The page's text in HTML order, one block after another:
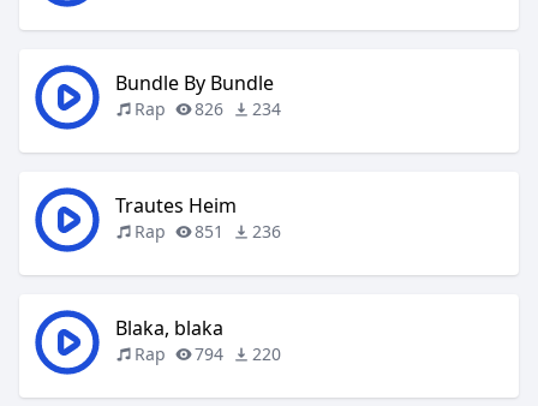
Bundle By Bundle
Rap 826 234
Trautes Heim
Rap 851 236
Blaka, blaka
Rap 794 220